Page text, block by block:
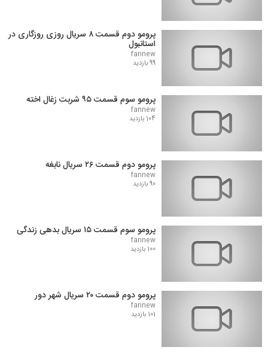
پرومو دوم قسمت ۸ سریال روزی روزگاری در
استانبول
fannew
99 بازدید
پرومو سوم قسمت ۹۵ شربت زغال اخته
fannew
104 بازدید
پرومو دوم قسمت ۲۶ سریال نابغه
fannew
90 بازدید
پرومو سوم قسمت ۱۵ سریال بدهی زندگی
fannew
100 بازدید
پرومو دوم قسمت ۲۰ سریال شهر دور
fannew
101 بازدید